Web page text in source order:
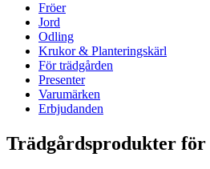
Fröer
Jord
Odling
Krukor & Planteringskärl
För trädgården
Presenter
Varumärken
Erbjudanden
Trädgårdsprodukter